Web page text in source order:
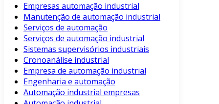
Empresas automação industrial
Manutenção de automação industrial
Serviços de automação
Serviços de automação industrial
Sistemas supervisórios industriais
Cronoanálise industrial
Empresa de automação industrial
Engenharia e automação
Automação industrial empresas